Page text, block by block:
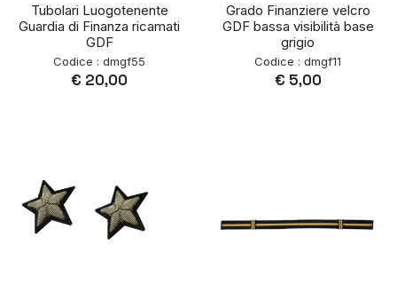
Tubolari Luogotenente
Guardia di Finanza ricamati
GDF
Codice : dmgf55
€ 20,00
Grado Finanziere velcro
GDF bassa visibilità base
grigio
Codice : dmgf11
€ 5,00